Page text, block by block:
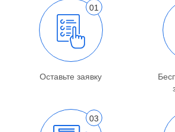
Оставьте заявку